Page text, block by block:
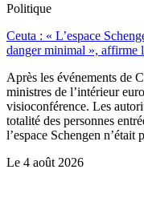
Politique
Ceuta : « L’espace
danger minimal », affirme
Après les événements de
ministres de l’intérieur
visioconférence. Les
totalité des personnes
l’espace Schengen n’était
Le 4 août 2026